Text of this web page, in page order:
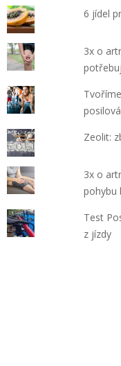
6 jídel
3x o
Zeolit:
3x o
pohybu
Test
z jízdy